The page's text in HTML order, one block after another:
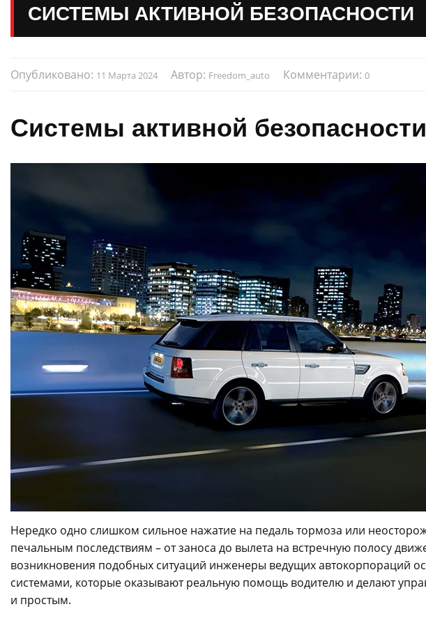
СИСТЕМЫ АКТИВНОЙ БЕЗОПАСНОСТИ
Опубликовано: 11 Марта 2024 Автор: Freedom_auto Комментарии: 0
Системы активной безопасности
Нередко одно слишком сильное нажатие на педаль тормоза или
печальным последствиям – от заноса до вылета на встречную полосу
возникновения подобных ситуаций инженеры ведущих автокорпораций
системами, которые оказывают реальную помощь водителю и делают
и простым.